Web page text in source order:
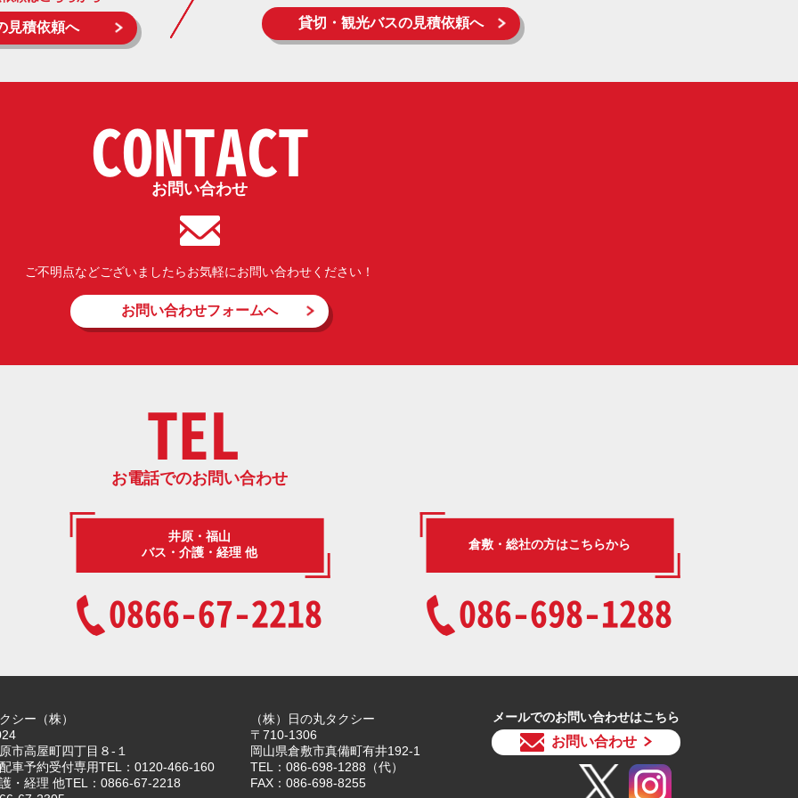
見積依頼へ 貸切・観光バスの見積依頼へ
CONTACT
お問い合わせ
ご不明点などございましたらお気軽にお問い合わせください！
お問い合わせフォームへ
TEL
お電話でのお問い合わせ
井原・福山
バス・介護・経理 他
0866-67-2218
倉敷・総社の方はこちらから
086-698-1288
シー（株）
市高屋町四丁目８-１
車予約受付専用TEL：0120-466-160
・経理 他TEL：0866-67-2218
（株）日の丸タクシー
〒710-1306
岡山県倉敷市真備町有井192-1
TEL：086-698-1288（代）
FAX：086-698-8255
メールでのお問い合わせはこちら
お問い合わせ